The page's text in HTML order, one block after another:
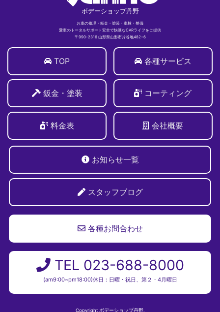
ボデーショップ丹野
お車の修理・板金・塗装・車検・整備
愛車のトータルサポート安全で快適なCARライフをご提供
〒990-2316 山形県山形市片谷地482−6
TOP 各種サービス
鈑金・塗装 コーティング
料金表 会社概要
お知らせ一覧
スタッフブログ
各種お問合わせ
TEL 023-688-8000
(am9:00~pm18:00)休日：日曜・祝日、第２・4月曜日
Copyright ボデーショップ丹野.